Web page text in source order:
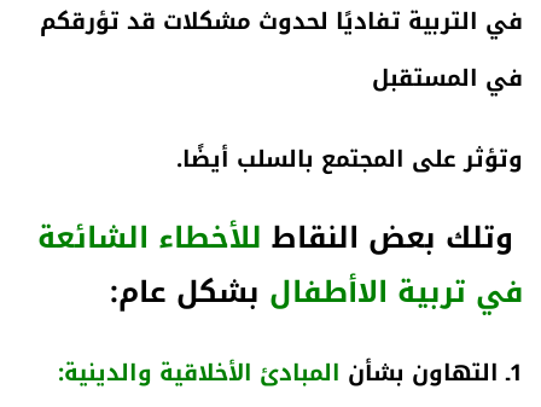
في التربية تفاديًا لحدوث مشكلات قد تؤرقكم
في المستقبل
وتؤثر على المجتمع بالسلب أيضًا.
وتلك بعض النقاط للأخطاء الشائعة
في تربية الاأطفال بشكل عام:
1ـ التهاون بشأن المبادئ الأخلاقية والدينية: